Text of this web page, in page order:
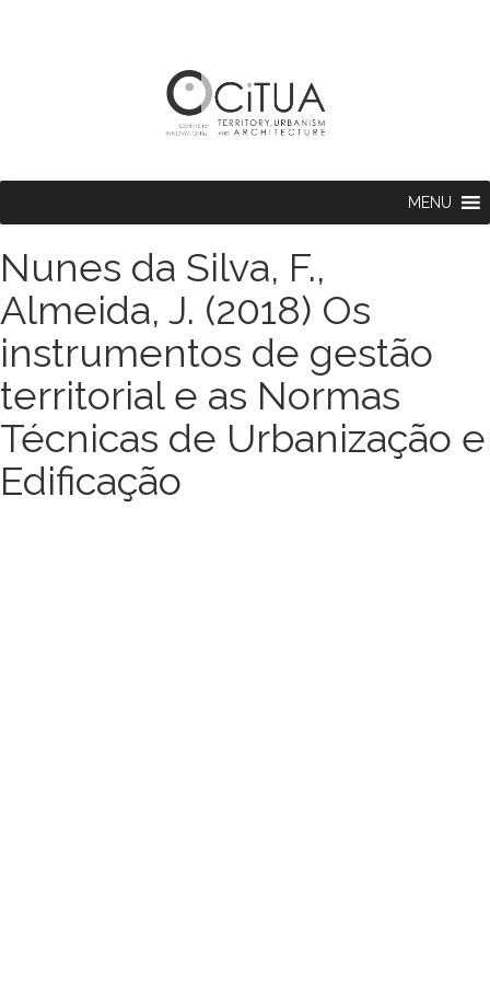
MENU
Nunes da Silva, F.,
Almeida, J. (2018) Os
instrumentos de gestão
territorial e as Normas
Técnicas de Urbanização e
Edificação